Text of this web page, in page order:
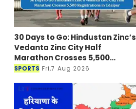
30 Days to Go: Hindustan Zinc’s
Vedanta Zinc City Half
Marathon Crosses 5,500
Registrations in Udaipur
SPORTS Fri,7 Aug 2026